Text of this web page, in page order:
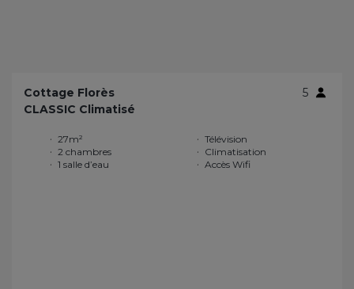
Cottage Florès
5
CLASSIC Climatisé
27m²
2 chambres
1 salle d’eau
Télévision
Climatisation
Accès Wifi